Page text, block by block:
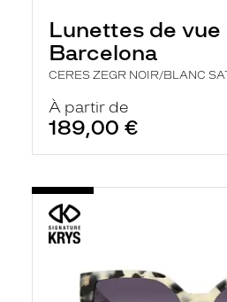
Lunettes de
Barcelona
CERES ZEGR NOIR/BLANC
À partir de
189,00 €